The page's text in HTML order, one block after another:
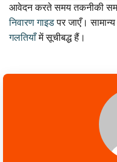
आवेदन करते समय तकनीकी
निवारण गाइडपर जाएँ।
गलतियाँमें सूचीबद्ध हैं।